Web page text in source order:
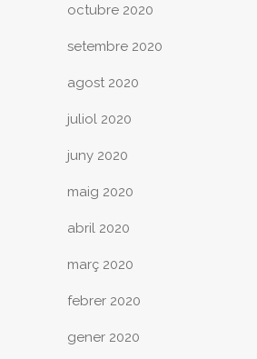
octubre 2020
setembre 2020
agost 2020
juliol 2020
juny 2020
maig 2020
abril 2020
març 2020
febrer 2020
gener 2020